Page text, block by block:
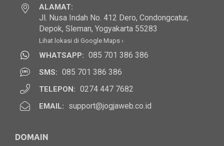
ALAMAT:
Jl. Nusa Indah No. 412 Dero, Condongcatur,
Depok, Sleman, Yogyakarta 55283
Lihat lokasi di Google Maps ›
WHATSAPP: 085 701 386 386
SMS: 085 701 386 386
TELEPON: 0274 447 7682
EMAIL: support@jogjaweb.co.id
DOMAIN